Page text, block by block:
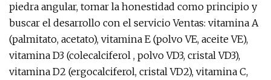
piedra angular, tomar la honestidad como principio y
buscar el desarrollo con el servicio Ventas: vitamina A
(palmitato, acetato), vitamina E (polvo VE, aceite VE),
vitamina D3 (colecalciferol , polvo VD3, cristal VD3),
vitamina D2 (ergocalciferol, cristal VD2), vitamina C,